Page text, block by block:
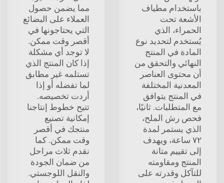
باستخدام مطياف
الأشعة تحت
الحمراء، الذي
يُستخدم لتحديد نوع
المادة في المنتج
النهائي والتحقق من
أن محتوى العناصر
المعدنية المختلفة
في المنتج يتوافق
مع المتطلبات. ثانيًا،
فحص رش الملح،
الذي يستمر لمدة
٧٢ ساعة، ويهدف
إلى تقييم متانة
المنتج ومقاومته
للتآكل وقدرته على
مما يضمن حصول
العملاء على البضائع
التي يحتاجونها في
أقصر وقت ممكن.
لا توجد أي مشكلة
إذا كان المنتج الذي
تستلمه غير مطابق
لما تفضله أو إذا
أردت تخصيصه.
تتيح خطوط إنتاجنا
إمكانية تصنيع
منتجك في أقصر
وقت ممكن. كما
نقدم ثلاث مراحل
من ضمان الجودة
والنقل اللوجستي.